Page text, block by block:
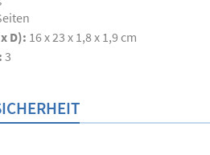
D): 16 x 23 x 1,8 x 1,9 cm
3